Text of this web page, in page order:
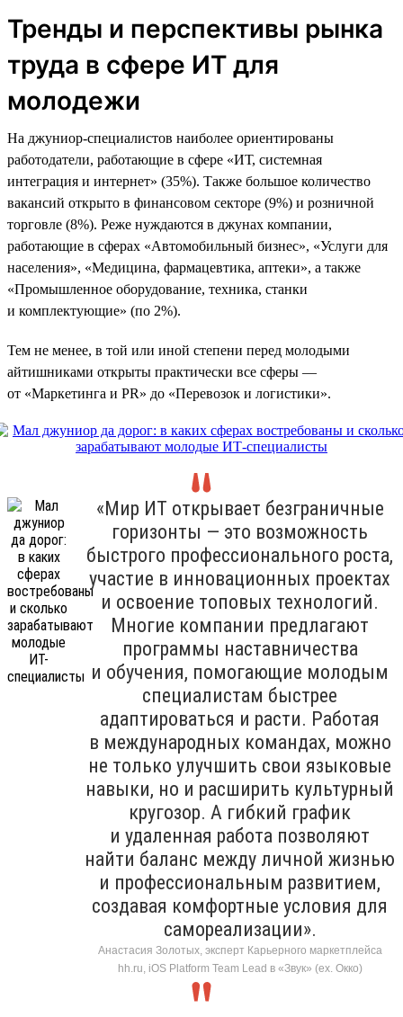
Тренды и перспективы рынка
труда в сфере ИТ для
молодежи
На джуниор-специалистов наиболее ориентированы
работодатели, работающие в сфере «ИТ, системная
интеграция и интернет» (35%). Также большое количество
вакансий открыто в финансовом секторе (9%) и розничной
торговле (8%). Реже нуждаются в джунах компании,
работающие в сферах «Автомобильный бизнес», «Услуги для
населения», «Медицина, фармацевтика, аптеки», а также
«Промышленное оборудование, техника, станки
и комплектующие» (по 2%).
Тем не менее, в той или иной степени перед молодыми
айтишниками открыты практически все сферы —
от «Маркетинга и PR» до «Перевозок и логистики».
«Мир ИТ открывает безграничные
горизонты — это возможность
быстрого профессионального роста,
участие в инновационных проектах
и освоение топовых технологий.
Многие компании предлагают
программы наставничества
и обучения, помогающие молодым
специалистам быстрее
адаптироваться и расти. Работая
в международных командах, можно
не только улучшить свои языковые
навыки, но и расширить культурный
кругозор. А гибкий график
и удаленная работа позволяют
найти баланс между личной жизнью
и профессиональным развитием,
создавая комфортные условия для
самореализации».
Анастасия Золотых, эксперт Карьерного маркетплейса
hh.ru, iOS Platform Team Lead в «Звук» (ex. Окко)